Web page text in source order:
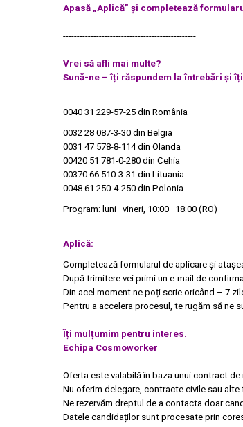
Apasă „Aplică” și completează
------------------------------------------------
Vrei să afli mai multe?
Sună-ne – îți răspundem la întrebări și
0040 31 229-57-25 din România
0032 28 087-3-30 din Belgia
0031 47 578-8-114din Olanda
00420 51 781-0-280 din Cehia
00370 66 510-3-31 din Lituania
0048 61 250-4-250 din Polonia
Program: luni–vineri, 10:00–18:00 (RO)
Aplică:
Completează formularul de aplicare și
După trimitere vei primi un e-mail de
Din acel moment ne poți scrie oricând – 7
Pentru a accelera procesul, te rugăm să ne
Îți mulțumim pentru interes.
Echipa Cosmoworker
Oferta este valabilă în baza unui contract
Nu oferim delegare, contracte civile sau
Ne rezervăm dreptul de a contacta doar
Datele candidaților sunt procesate prin